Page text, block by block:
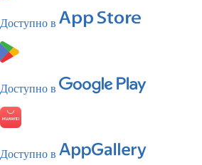
Доступно в
Доступно в
Доступно в